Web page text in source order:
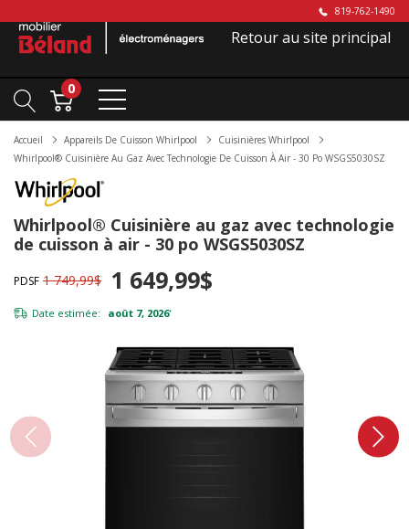
819-762-1490
Retour au site principal
0
Accueil Appareils De Cuisson Whirlpool
Cuisinières Whirlpool
Whirlpool® Cuisinière Au Gaz Avec Technologie De Cuisson À Air - 30 Po WSGS5030SZ
Whirlpool® Cuisinière au gaz avec technologie
de cuisson à air - 30 po WSGS5030SZ
PDSF 1 749,99$ 1 649,99$
Date estimée: août 7, 2026*